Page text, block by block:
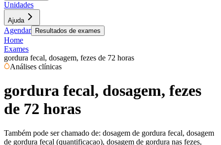
Unidades
Ajuda
Agendar Resultados de exames
Home
Exames
gordura fecal, dosagem, fezes de 72 horas
Análises clínicas
gordura fecal, dosagem, fezes
de 72 horas
Também pode ser chamado de: dosagem de gordura fecal, dosagem
de gordura fecal (quantificacao), dosagem de gordura nas fezes,